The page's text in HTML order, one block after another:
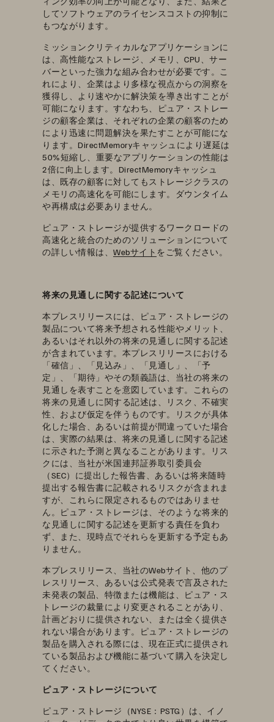
してソフトウェアのライセンスコストの抑制に
もつながります。
ミッションクリティカルなアプリケーションに
は、高性能なストレージ、メモリ、CPU、サー
バーといった強力な組み合わせが必要です。こ
れにより、企業はより多様な視点からの洞察を
獲得し、より速やかに解決策を導き出すことが
可能になります。すなわち、ピュア・ストレー
ジの顧客企業は、それぞれの企業の顧客のため
により迅速に問題解決を果たすことが可能にな
ります。DirectMemoryキャッシュにより遅延は
50%短縮し、重要なアプリケーションの性能は
2倍に向上します。DirectMemoryキャッシュ
は、既存の顧客に対してもストレージクラスの
メモリの高速化を可能にします。ダウンタイム
や再構成は必要ありません。
ピュア・ストレージが提供するワークロードの
高速化と統合のためのソリューションについて
の詳しい情報は、 Webサイト をご覧ください。
将来の見通しに関する記述について
本プレスリリースには、ピュア・ストレージの
製品について将来予想される性能やメリット、
あるいはそれ以外の将来の見通しに関する記述
が含まれています。本プレスリリースにおける
「確信」、「見込み」、「見通し」、「予
定」、「期待」やその類義語は、当社の将来の
見通しを表すことを意図しています。これらの
将来の見通しに関する記述は、リスク、不確実
性、および仮定を伴うものです。リスクが具体
化した場合、あるいは前提が間違っていた場合
は、実際の結果は、将来の見通しに関する記述
に示された予測と異なることがあります。リス
クには、当社が米国連邦証券取引委員会
（SEC）に提出した報告書、あるいは将来随時
提出する報告書に記載されるリスクが含まれま
すが、これらに限定されるものではありませ
ん。ピュア・ストレージは、そのような将来的
な見通しに関する記述を更新する責任を負わ
ず、また、現時点でそれらを更新する予定もあ
りません。
本プレスリリース、当社のWebサイト、他のプ
レスリリース、あるいは公式発表で言及された
未発表の製品、特徴または機能は、ピュア・ス
トレージの裁量により変更されることがあり、
計画どおりに提供されない、または全く提供さ
れない場合があります。ピュア・ストレージの
製品を購入される際には、現在正式に提供され
ている製品および機能に基づいて購入を決定し
てください。
ピュア・ストレージについて
ピュア・ストレージ（NYSE：PSTG）は、イノ